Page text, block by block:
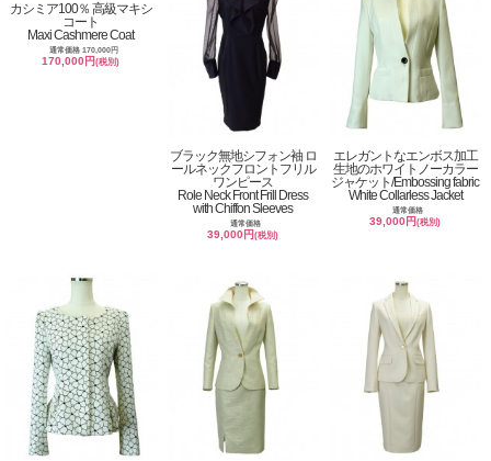
カシミア100％ 高級マキシ
コート
Maxi Cashmere Coat
通常価格 170,000円
170,000円(税別)
ブラック無地シフォン袖 ロ
ールネックフロントフリル
ワンピース
Role Neck Front Frill Dress
with Chiffon Sleeves
通常価格
39,000円(税別)
エレガントなエンボス加工
生地のホワイトノーカラー
ジャケット/Embossing fabric
White Collarless Jacket
通常価格
39,000円(税別)